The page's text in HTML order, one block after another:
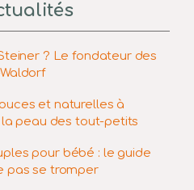
? Le fondateur des
et naturelles à
peau des tout-petits
pour bébé : le guide
pas se tromper